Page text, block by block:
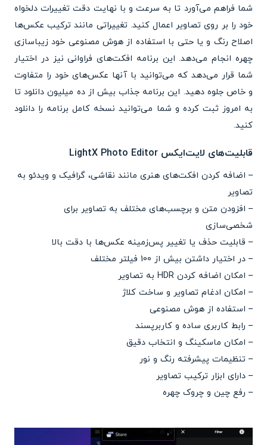
شما فراهم می‌آورد تا به سرعت و با نهایت دقت تغییرات دلخواه
خود را بر روی تصاویر اعمال کنید. تغییراتی مانند ترکیب عکس‌ها
اصلاح رنگ و یا حتی با استفاده از هوش مصنوعی خود زیباسازی
چهره انجام می‌دهد. این برنامه افکت‌های فراوانی نیز در اختیار
شما قرار می‌دهد که می‌توانید با آنها عکس‌های خود را متفاوت
و خاص جلوه دهید. این برنامه جذاب بیش از ده میلیون دانلود تا
به امروز ثبت کرده و شما می‌توانید نسخه کامل برنامه را دانلود
کنید.
قابلیت‌های لایت‌ایکس LightX Photo Editor
– اضافه کردن افکت‌های هنری مانند نقاشی، گرافیک و ویدئو به
تصاویر
– افزودن متن و برچسب‌های مختلف به تصاویر برای
شخصی‌سازی
– قابلیت حذف یا تغییر پس‌زمینه عکس‌ها با دقت بالا
– در اختیار داشتن بیش از 100 فیلتر مختلف
– امکان اضافه کردن HDR به تصاویر
– امکان ادغام تصاویر و ساخت کلاژ
– استفاده از هوش مصنوعی
– رابط کاربری ساده و کاربرپسند
– امکان ماسکینگ و انتخاب دقیق
– تنظیمات پیشرفته رنگ و نور
– دارای ابزار ترکیب تصاویر
– رفع چین و چروک چهره